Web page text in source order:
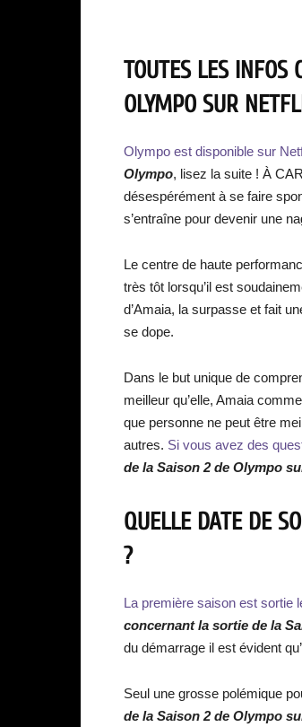
TOUTES LES INFOS
OLYMPO SUR
Olympo est disponible sur
Olympo, lisez la suite ! À
désespérément à se faire
s’entraîne pour devenir une
Le centre de haute
très tôt lorsqu’il est
d’Amaia, la surpasse et fait
se dope.
Dans le but unique de
meilleur qu’elle, Amaia
que personne ne peut être
autres. Si vous avez des
de la Saison 2 de Olympo
QUELLE DATE DE
?
La première saison est sortie
concernant la sortie de la
du démarrage il est évident
Seul une grosse polémique
de la Saison 2 de Olympo